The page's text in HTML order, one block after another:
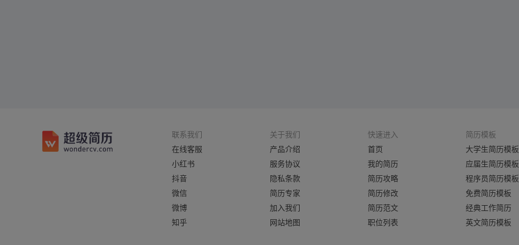
联系我们
在线客服
小红书
抖音
微信
微博
知乎
关于我们
产品介绍
服务协议
隐私条款
简历专家
加入我们
网站地图
快速进入
首页
我的简历
简历攻略
简历修改
简历范文
职位列表
简历模板
大学生简历模板
应届生简历模板
程序员简历模板
免费简历模板
经典工作简历
英文简历模板